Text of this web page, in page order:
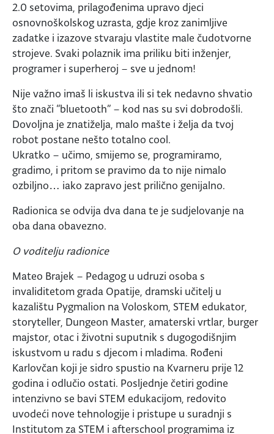
2.0 setovima, prilagođenima upravo djeci
osnovnoškolskog uzrasta, gdje kroz zanimljive
zadatke i izazove stvaraju vlastite male čudotvorne
strojeve. Svaki polaznik ima priliku biti inženjer,
programer i superheroj – sve u jednom!
Nije važno imaš li iskustva ili si tek nedavno shvatio
što znači “bluetooth” – kod nas su svi dobrodošli.
Dovoljna je znatiželja, malo mašte i želja da tvoj
robot postane nešto totalno cool.
Ukratko – učimo, smijemo se, programiramo,
gradimo, i pritom se pravimo da to nije nimalo
ozbiljno… iako zapravo jest prilično genijalno.
Radionica se odvija dva dana te je sudjelovanje na
oba dana obavezno.
O voditelju radionice
Mateo Brajek – Pedagog u udruzi osoba s
invaliditetom grada Opatije, dramski učitelj u
kazalištu Pygmalion na Voloskom, STEM edukator,
storyteller, Dungeon Master, amaterski vrtlar, burger
majstor, otac i životni suputnik s dugogodišnjim
iskustvom u radu s djecom i mladima. Rođeni
Karlovčan koji je sidro spustio na Kvarneru prije 12
godina i odlučio ostati. Posljednje četiri godine
intenzivno se bavi STEM edukacijom, redovito
uvodeći nove tehnologije i pristupe u suradnji s
Institutom za STEM i afterschool programima iz